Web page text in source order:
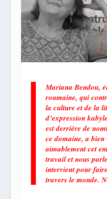
Mariana Bendou,
roumaine, qui
la culture et de la
d’expression
est derrière de
ce domaine, a
aimablement cet
travail et nous
intervient pour
travers le monde.